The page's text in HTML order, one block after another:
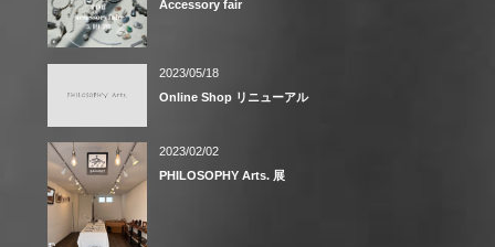
Accessory fair
2023/05/18
Online Shop リニューアル
2023/02/02
PHILOSOPHY Arts. 展